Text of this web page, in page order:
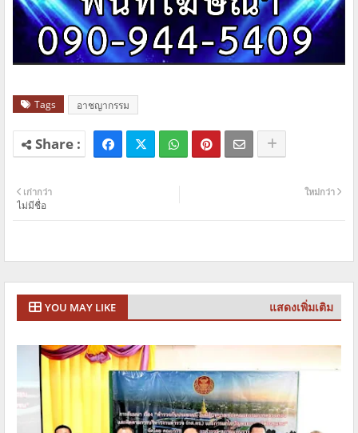
Tags อาชญากรรม
ใหม่กว่า
เก่ากว่า
ไม่มีชื่อ
YOU MAY LIKE แสดงเพิ่มเติม